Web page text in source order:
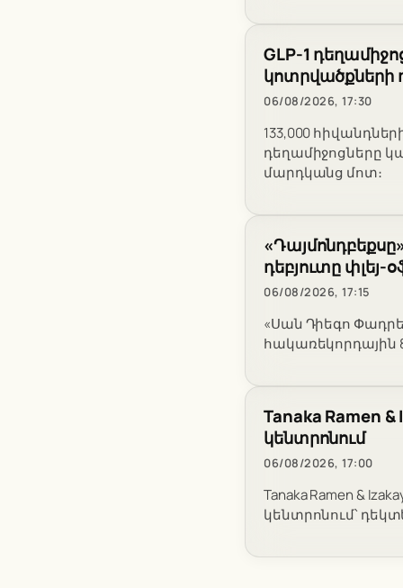
GLP-1
կոտրվածքների
06/08/2026, 17:30
133,000
դեղամիջոցները
մարդկանց մոտ։
դեբյուտը
06/08/2026, 17:15
«Սան Դիեգո
հակառեկորդային
Tanaka Ramen
կենտրոնում
06/08/2026, 17:00
Tanaka Ramen &
կենտրոնում՝